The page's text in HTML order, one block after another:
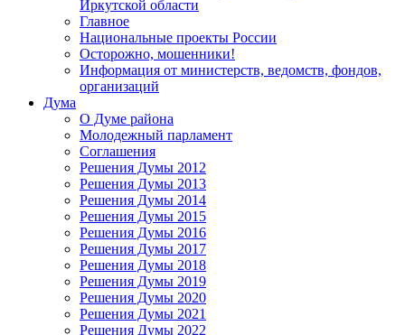
Иркутской области
Главное
Национальные проекты России
Осторожно, мошенники!
Информация от министерств, ведомств, фондов,
организаций
Дума
О Думе района
Молодежный парламент
Соглашения
Решения Думы 2012
Решения Думы 2013
Решения Думы 2014
Решения Думы 2015
Решения Думы 2016
Решения Думы 2017
Решения Думы 2018
Решения Думы 2019
Решения Думы 2020
Решения Думы 2021
Решения Думы 2022